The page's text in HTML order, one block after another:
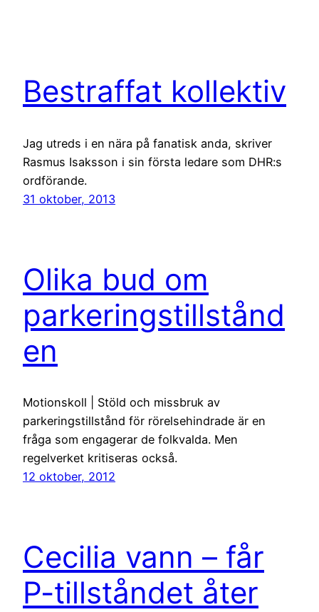
Bestraffat kollektiv
Jag utreds i en nära på fanatisk anda, skriver
Rasmus Isaksson i sin första ledare som DHR:s
ordförande.
31 oktober, 2013
Olika bud om
parkeringstillstånd
en
Motionskoll | Stöld och missbruk av
parkeringstillstånd för rörelsehindrade är en
fråga som engagerar de folkvalda. Men
regelverket kritiseras också.
12 oktober, 2012
Cecilia vann – får
P-tillståndet åter